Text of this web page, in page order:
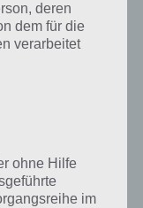
deaktivieren –
Homescreen
deren
dem für die
verarbeitet
ohne Hilfe
im